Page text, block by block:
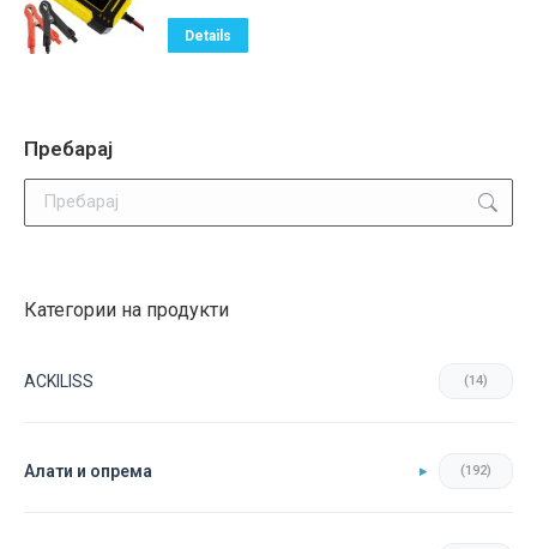
Details
Пребарај
Категории на продукти
ACKILISS (14)
Aлати и опрема (192)